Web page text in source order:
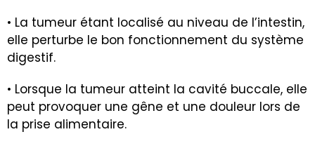
• La tumeur étant localisé au niveau de l’intestin,
elle perturbe le bon fonctionnement du système
digestif.
• Lorsque la tumeur atteint la cavité buccale, elle
peut provoquer une gêne et une douleur lors de
la prise alimentaire.